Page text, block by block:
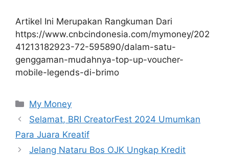
Artikel Ini Merupakan Rangkuman Dari
https://www.cnbcindonesia.com/mymoney/202
41213182923-72-595890/dalam-satu-
genggaman-mudahnya-top-up-voucher-
mobile-legends-di-brimo
Kategori
My Money
Selamat, BRI CreatorFest 2024 Umumkan
Para Juara Kreatif
Jelang Nataru Bos OJK Ungkap Kredit